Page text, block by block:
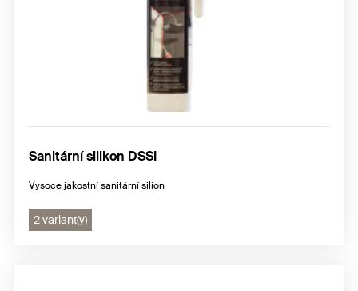
Sanitární silikon DSSI
Vysoce jakostní sanitární silion
2 variant(y)